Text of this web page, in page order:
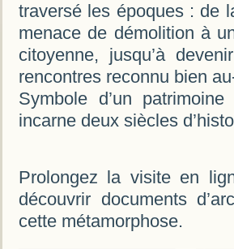
traversé les époques : de
menace de démolition à
citoyenne, jusqu’à
rencontres reconnu bien
Symbole d’un
incarne deux siècles
Prolongez la visite en
découvrir documents
cette métamorphose.